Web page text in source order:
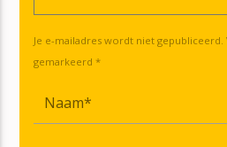
Je e-mailadres wordt niet
gemarkeerd *